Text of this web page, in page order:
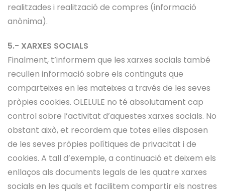
realitzades i realització de compres (informació
anònima).
5.- XARXES SOCIALS
Finalment, t’informem que les xarxes socials també
recullen informació sobre els continguts que
comparteixes en les mateixes a través de les seves
pròpies cookies. OLELULE no té absolutament cap
control sobre l’activitat d’aquestes xarxes socials. No
obstant això, et recordem que totes elles disposen
de les seves pròpies polítiques de privacitat i de
cookies. A tall d’exemple, a continuació et deixem els
enllaços als documents legals de les quatre xarxes
socials en les quals et facilitem compartir els nostres